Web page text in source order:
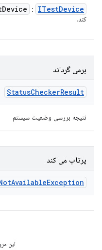
Device : ITestDevice
کند.
برمی گرداند
StatusCheckerResult
نتیجه بررسی وضعیت سیستم
پرتاب می کند
AvailableException
این